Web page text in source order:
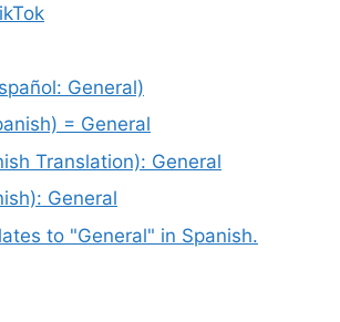
General)
= General
Translation): General
General
to "General" in Spanish.